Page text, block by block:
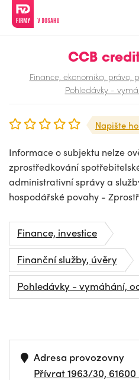
CCB
Finance, ekonomika, právo,
Pohledávky -
Napište
Informace o subjektu nelze
zprostředkování
administrativní správy a
hospodářské povahy -
Finance, investice
Finanční služby, úvěry
Pohledávky - vymáhání,
Adresa provozovny
Přívrat 1963/30,